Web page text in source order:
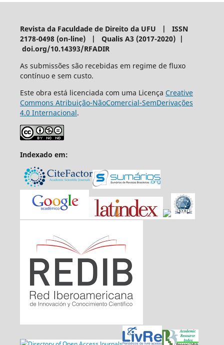
Revista da Faculdade de Direito da UFU | ISSN
2178-0498 (on-line) | Qualis A3 (2017-2020) |
doi.org/10.14393/RFADIR
As submissões são recebidas em regime de fluxo
contínuo e sem custo.
Este obra está licenciada com uma Licença Creative
Commons Atribuição-NãoComercial-SemDerivações
4.0 Internacional.
Indexado em: